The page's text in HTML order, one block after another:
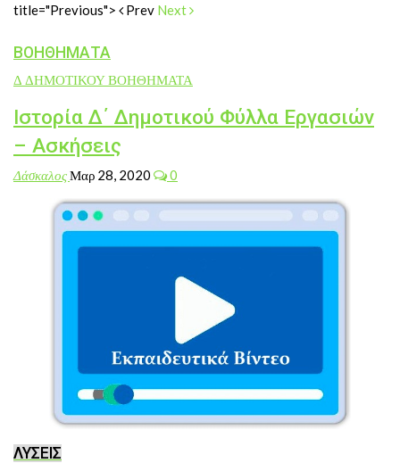
title="Previous"> Prev Next
ΒΟΗΘΗΜΑΤΑ
Δ ΔΗΜΟΤΙΚΟΥ ΒΟΗΘΗΜΑΤΑ
Ιστορία Δ΄ Δημοτικού Φύλλα Εργασιών
– Ασκήσεις
ΔάσκαλοςΜαρ 28, 2020 0
ΛΥΣΕΙΣ